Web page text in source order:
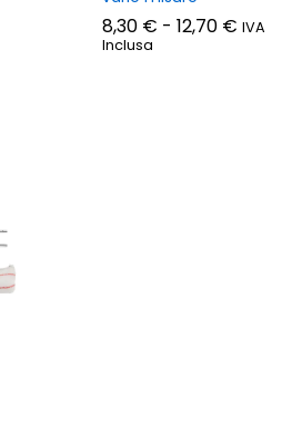
8,30 € - 12,70 € Fascia
IVA
Inclusa